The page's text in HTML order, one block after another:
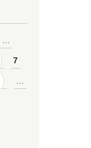
…
7
…